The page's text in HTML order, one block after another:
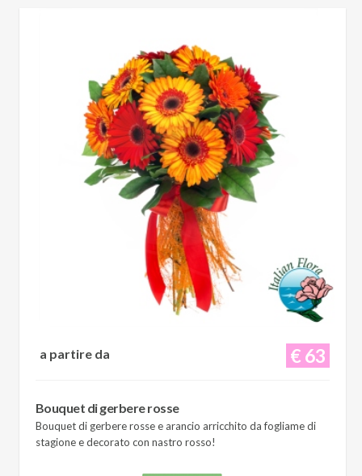
€ 63
a partire da
Bouquet di gerbere rosse
Bouquet di gerbere rosse e arancio arricchito da fogliame di
stagione e decorato con nastro rosso!